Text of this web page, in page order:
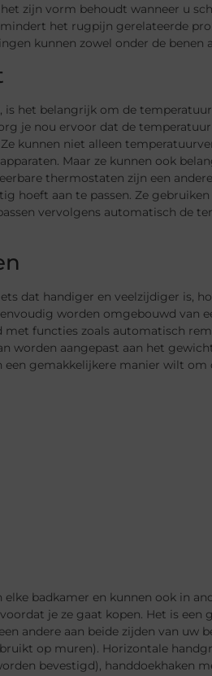
zijn vorm behoudt wanneer u
het rugpijn gerelateerde
kunnen zowel onder de
is het belangrijk om de
je nou ervoor dat de
kunnen niet alleen
Maar ze kunnen ook
thermostaten zijn een
hoeft aan te passen. Ze
vervolgens automatisch de
dat handiger en veelzijdiger is,
worden omgebouwd van
functies zoals automatisch
worden aangepast aan het
gemakkelijkere manier wilt
badkamer en kunnen ook in
je ze gaat kopen. Het is
andere aan beide zijden van uw
op muren). Horizontale
bevestigd), handdoekhaken